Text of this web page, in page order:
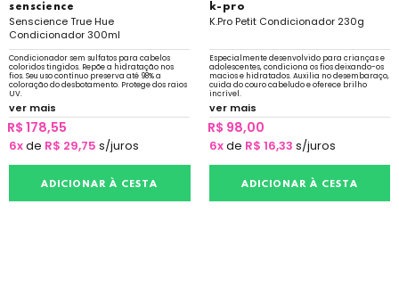
senscience
Senscience True Hue
Condicionador 300ml
Condicionador sem sulfatos para cabelos
coloridos tingidos. Repõe a hidratação nos
fios. Seu uso contínuo preserva até 98% a
coloração do desbotamento. Protege dos raios
UV.
ver mais
R$ 178,55
6xde R$ 29,75 s/juros
ADICIONAR À CESTA
k-pro
K.Pro Petit Condicionador 230g
Especialmente desenvolvido para crianças e
adolescentes, condiciona os fios deixando-os
macios e hidratados. Auxilia no desembaraço,
cuida do couro cabeludo e oferece brilho
incrível.
ver mais
R$ 98,00
6xde R$ 16,33 s/juros
ADICIONAR À CESTA